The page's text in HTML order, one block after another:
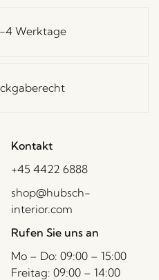
4 Werktage
Kontakt
+45 4422 6888
shop@hubsch-
interior.com
Rufen Sie uns an
Mo – Do: 09:00 – 15:00
Freitag: 09:00 – 14:00